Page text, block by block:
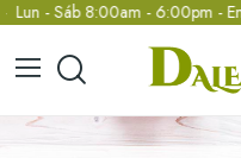
Sáb 8:00am - 6:00pm -